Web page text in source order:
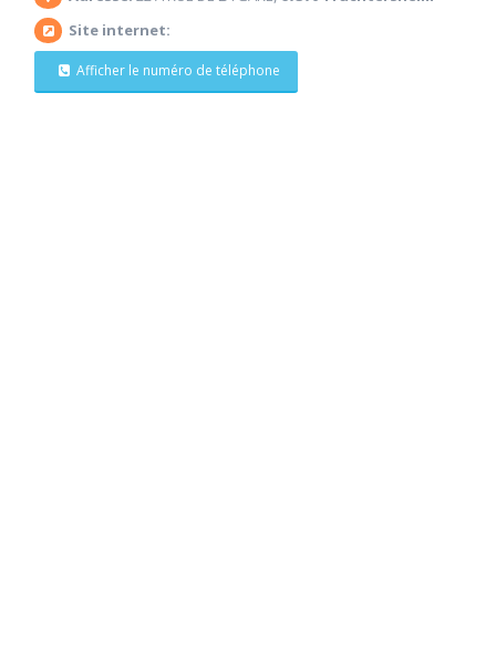
Site internet:
Afficher le numéro de téléphone